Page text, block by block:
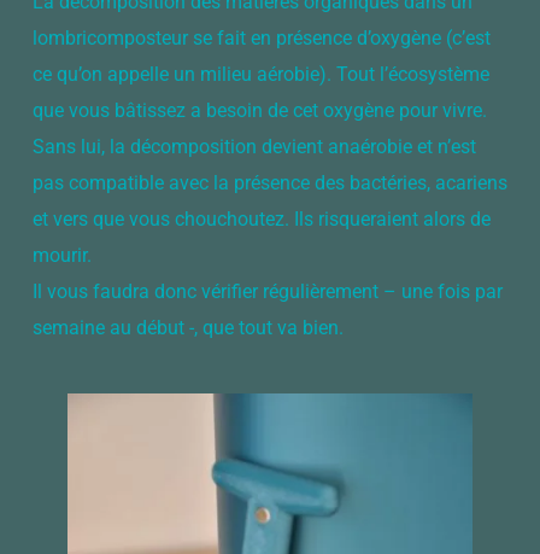
lombricomposteur se fait en présence d’oxygène (c’est
ce qu’on appelle un milieu aérobie). Tout l’écosystème
que vous bâtissez a besoin de cet oxygène pour vivre.
Sans lui, la décomposition devient anaérobie et n’est
pas compatible avec la présence des bactéries, acariens
et vers que vous chouchoutez. Ils risqueraient alors de
mourir.
Il vous faudra donc vérifier régulièrement – une fois par
semaine au début -, que tout va bien.